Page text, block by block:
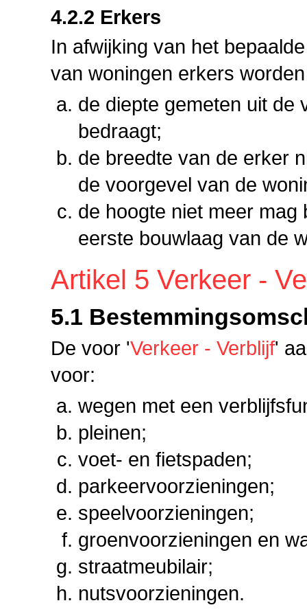
4.2.2 Erkers
In afwijking van het
van woningen erkers
de diepte gemeten uit de
bedraagt;
de breedte van de erker
de voorgevel van de
de hoogte niet meer
eerste bouwlaag van de
Artikel 5 Verkeer -
5.1
De voor 'Verkeer - Verblijf'
voor:
wegen met een
pleinen;
voet- en fietspaden;
parkeervoorzieningen;
speelvoorzieningen;
groenvoorzieningen en
straatmeubilair;
nutsvoorzieningen.